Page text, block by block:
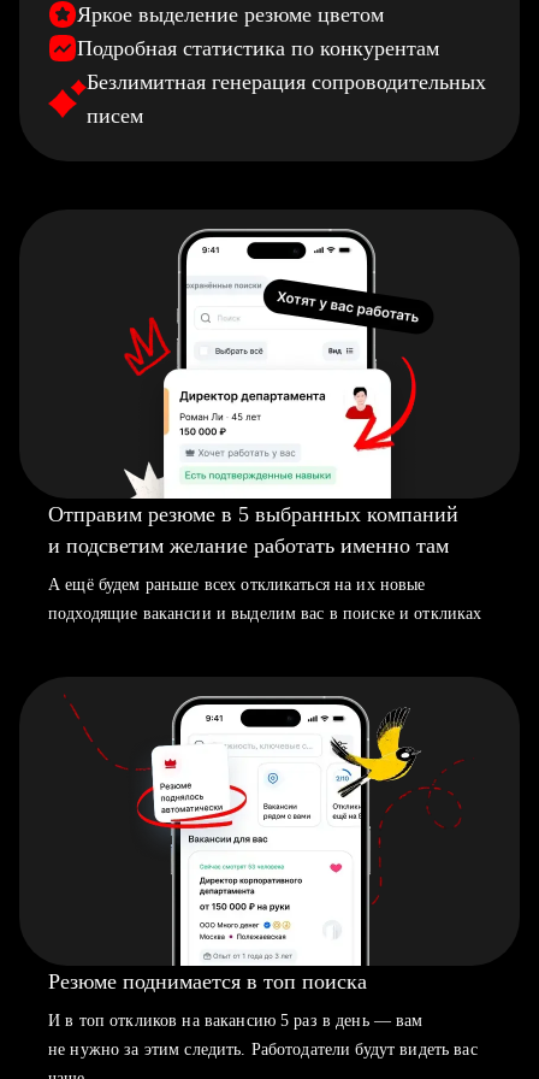
Яркое выделение резюме цветом
Подробная статистика по конкурентам
Безлимитная генерация сопроводительных
писем
Отправим резюме в 5 выбранных компаний
и подсветим желание работать именно там
А ещё будем раньше всех откликаться на их новые
подходящие вакансии и выделим вас в поиске и откликах
Резюме поднимается в топ поиска
И в топ откликов на вакансию 5 раз в день — вам
не нужно за этим следить. Работодатели будут видеть вас